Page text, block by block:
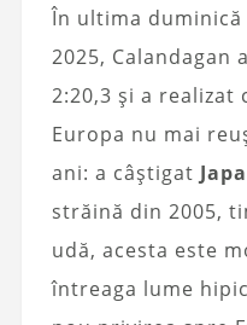
În ultima
2025,
2:20,3 și a realizat
Europa nu mai
ani: a câștigat
străină din 2005,
udă, acesta este
întreaga lume